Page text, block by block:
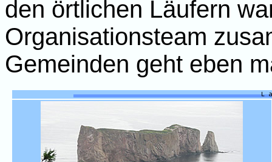
den örtlichen Läufern
Organisationsteam
Gemeinden geht eben